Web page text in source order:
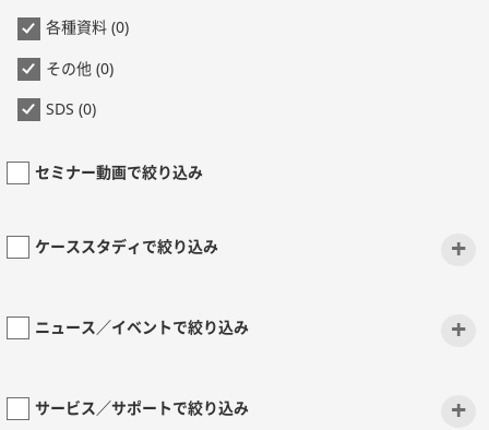
各種資料 (0)
その他 (0)
SDS (0)
セミナー動画で絞り込み
ケーススタディで絞り込み +
ニュース／イベントで絞り込み +
サービス／サポートで絞り込み +